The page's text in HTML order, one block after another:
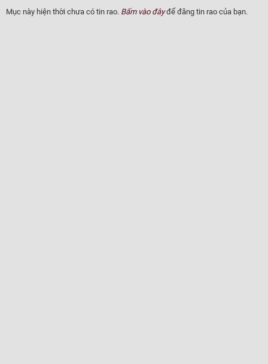
Mục này hiện thời chưa có tin rao. Bấm vào đâyđể đăng tin rao của bạn.